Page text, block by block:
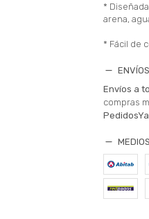
*
arena,
* Fácil de
ENVÍOS
Envíos a
compras